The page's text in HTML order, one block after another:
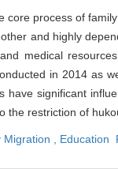
core process of
and highly
medical resources
in 2014 as
have significant
the restriction of
Migration , Education